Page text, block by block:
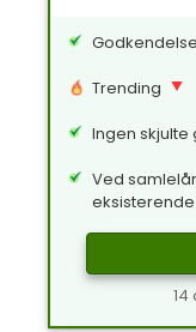
Trending
Ingen
Ved